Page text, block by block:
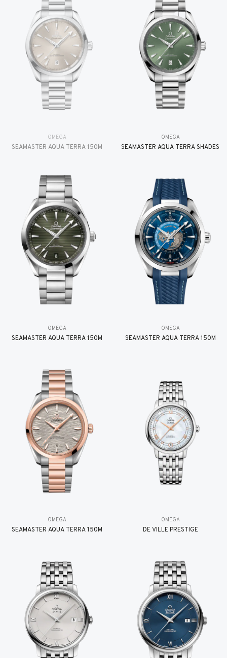
OMEGA
SEAMASTER AQUA TERRA 150M
OMEGA
SEAMASTER AQUA TERRA SHADES
OMEGA
SEAMASTER AQUA TERRA 150M
OMEGA
SEAMASTER AQUA TERRA 150M
OMEGA
SEAMASTER AQUA TERRA 150M
OMEGA
DE VILLE PRESTIGE